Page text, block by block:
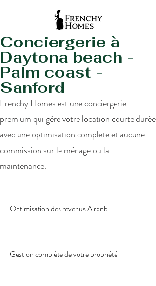
Conciergerie à
Daytona beach -
Palm coast -
Sanford
Frenchy Homes est une conciergerie
premium qui gère votre location courte durée
avec une optimisation complète et aucune
commission sur le ménage ou la
maintenance.
Optimisation des revenus Airbnb
Gestion complète de votre propriété